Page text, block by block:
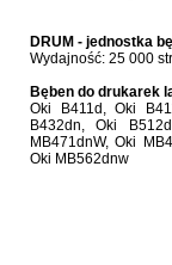
DRUM - jednostka
Wydajność: 25 000
Bęben do drukarek
Oki B411d, Oki
B432dn, Oki
MB471dnW, Oki
Oki MB562dnw